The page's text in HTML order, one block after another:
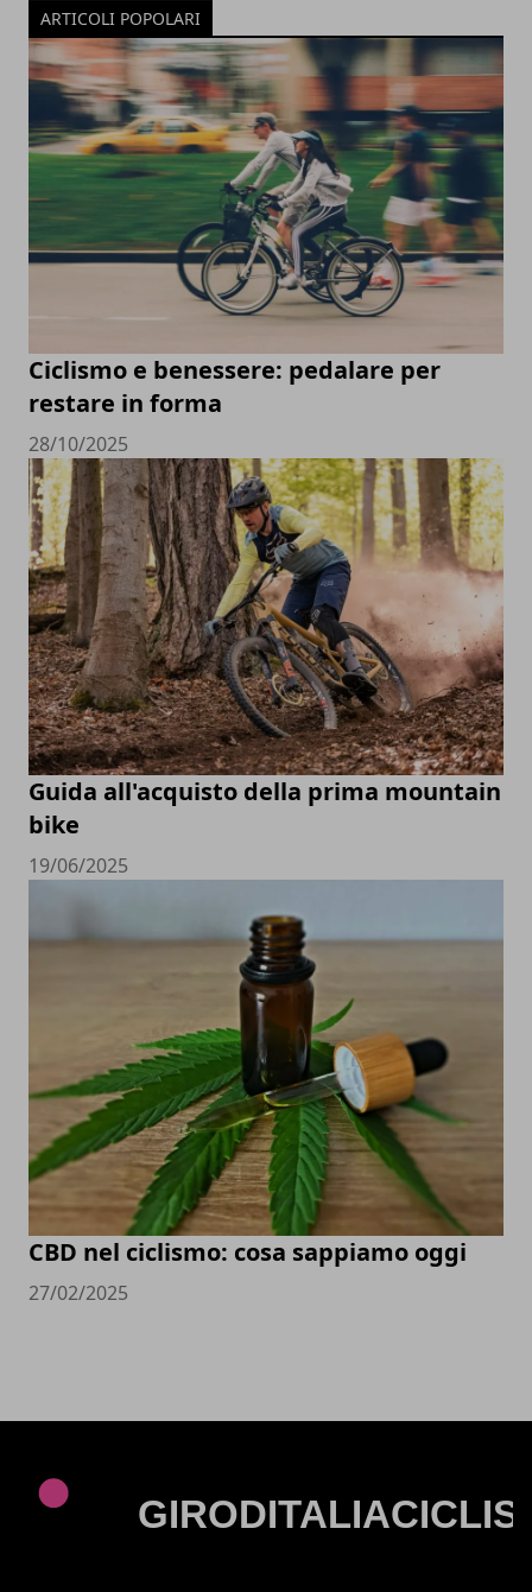
ARTICOLI POPOLARI
Ciclismo e benessere: pedalare per
restare in forma
28/10/2025
Guida all'acquisto della prima mountain
bike
19/06/2025
CBD nel ciclismo: cosa sappiamo oggi
27/02/2025